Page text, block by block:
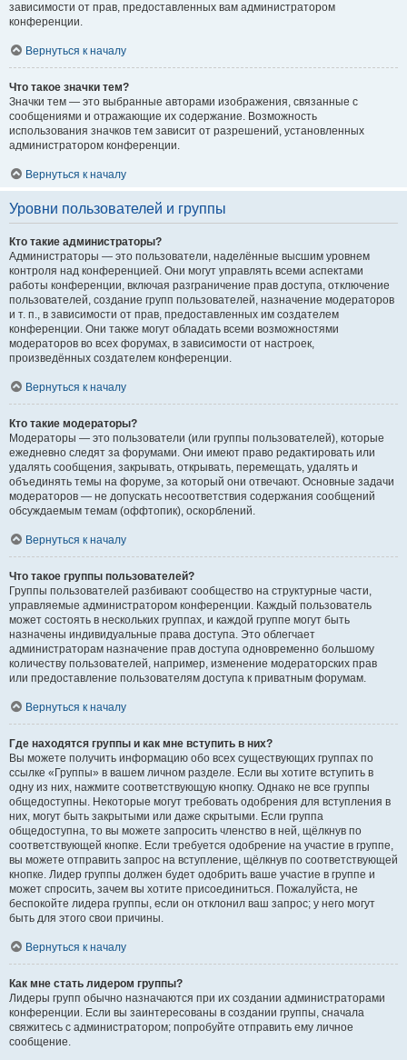
зависимости от прав, предоставленных вам администратором
конференции.
Вернуться к началу
Что такое значки тем?
Значки тем — это выбранные авторами изображения, связанные с
сообщениями и отражающие их содержание. Возможность
использования значков тем зависит от разрешений, установленных
администратором конференции.
Вернуться к началу
Уровни пользователей и группы
Кто такие администраторы?
Администраторы — это пользователи, наделённые высшим уровнем
контроля над конференцией. Они могут управлять всеми аспектами
работы конференции, включая разграничение прав доступа, отключение
пользователей, создание групп пользователей, назначение модераторов
и т. п., в зависимости от прав, предоставленных им создателем
конференции. Они также могут обладать всеми возможностями
модераторов во всех форумах, в зависимости от настроек,
произведённых создателем конференции.
Вернуться к началу
Кто такие модераторы?
Модераторы — это пользователи (или группы пользователей), которые
ежедневно следят за форумами. Они имеют право редактировать или
удалять сообщения, закрывать, открывать, перемещать, удалять и
объединять темы на форуме, за который они отвечают. Основные задачи
модераторов — не допускать несоответствия содержания сообщений
обсуждаемым темам (оффтопик), оскорблений.
Вернуться к началу
Что такое группы пользователей?
Группы пользователей разбивают сообщество на структурные части,
управляемые администратором конференции. Каждый пользователь
может состоять в нескольких группах, и каждой группе могут быть
назначены индивидуальные права доступа. Это облегчает
администраторам назначение прав доступа одновременно большому
количеству пользователей, например, изменение модераторских прав
или предоставление пользователям доступа к приватным форумам.
Вернуться к началу
Где находятся группы и как мне вступить в них?
Вы можете получить информацию обо всех существующих группах по
ссылке «Группы» в вашем личном разделе. Если вы хотите вступить в
одну из них, нажмите соответствующую кнопку. Однако не все группы
общедоступны. Некоторые могут требовать одобрения для вступления в
них, могут быть закрытыми или даже скрытыми. Если группа
общедоступна, то вы можете запросить членство в ней, щёлкнув по
соответствующей кнопке. Если требуется одобрение на участие в группе,
вы можете отправить запрос на вступление, щёлкнув по соответствующей
кнопке. Лидер группы должен будет одобрить ваше участие в группе и
может спросить, зачем вы хотите присоединиться. Пожалуйста, не
беспокойте лидера группы, если он отклонил ваш запрос; у него могут
быть для этого свои причины.
Вернуться к началу
Как мне стать лидером группы?
Лидеры групп обычно назначаются при их создании администраторами
конференции. Если вы заинтересованы в создании группы, сначала
свяжитесь с администратором; попробуйте отправить ему личное
сообщение.